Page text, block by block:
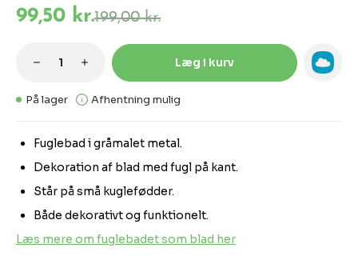
Fuglebad i gråmalet metal.
Dekoration af blad med fugl på kant.
Står på små kuglefødder.
Både dekorativt og funktionelt.
Læs mere om fuglebadet som blad her
99,50 kr.199,00 kr.
På lager Afhentning mulig
Produktmængde: Indtast den
Læg i kurv